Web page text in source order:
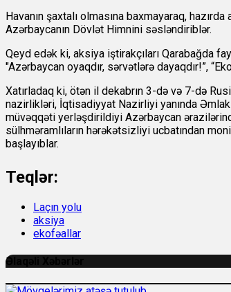
Havanın şaxtalı olmasına baxmayaraq,
Azərbaycanın Dövlət Himnini səsləndiriblər.
Qeyd edək ki, aksiya iştirakçıları Qarabağda
"Azərbaycan oyaqdır, sərvətlərə dayaqdır!”,
Xatırladaq ki, ötən il dekabrın 3-də və 7-də
nazirlikləri, İqtisadiyyat Nazirliyi yanında
müvəqqəti yerləşdirildiyi Azərbaycan
sülhməramlıların hərəkətsizliyi ucbatından
başlayıblar.
Teqlər:
Laçın yolu
aksiya
ekofəallar
Əlaqəli Xəbərlər